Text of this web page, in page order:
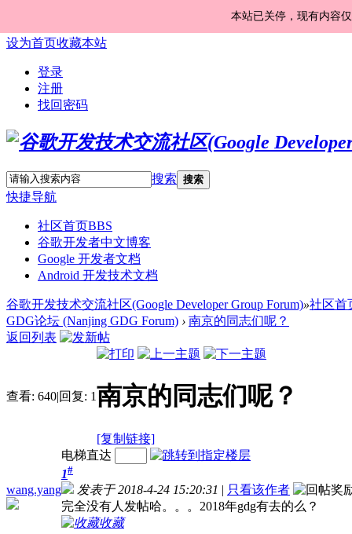
本站已关停，现有内容
设为首页收藏本站
登录
注册
找回密码
搜索 搜索
快捷导航
社区首页BBS
谷歌开发者中文博客
Google 开发者文档
Android 开发技术文档
谷歌开发技术交流社区(Google Developer Group Forum)»社区首
GDG论坛 (Nanjing GDG Forum) › 南京的同志们呢？
返回列表
查看: 640|回复: 1南京的同志们呢？
[复制链接]
wang.yang
电梯直达
1#
发表于 2018-4-24 15:20:31 | 只看该作者
完全没有人发帖哈。。。2018年gdg有去的么？
收藏